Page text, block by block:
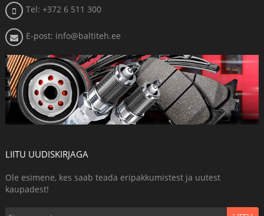
Tel: +372 6 511 300
E-post: info@baltiteh.ee
LIITU UUDISKIRJAGA
Ole esimene, kes saab teada eripakkumistest ja uutest
kaupadest!